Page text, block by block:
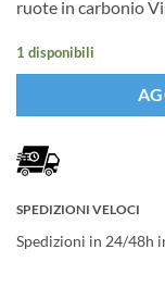
ruote in carbonio
1 disponibili
SPEDIZIONI VELOCI
Spedizioni in 24/48h